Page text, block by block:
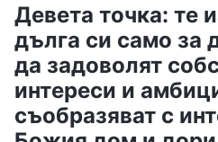
Девета точка: те
дълга си само за
да задоволят
интереси и
съобразяват с